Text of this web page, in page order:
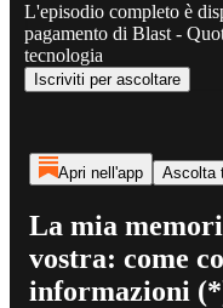
L'episodio completo è
pagamento di Blast -
tecnologia
Iscriviti per ascoltare
Apri nell'app Ascolta
La mia
vostra: come
informazioni